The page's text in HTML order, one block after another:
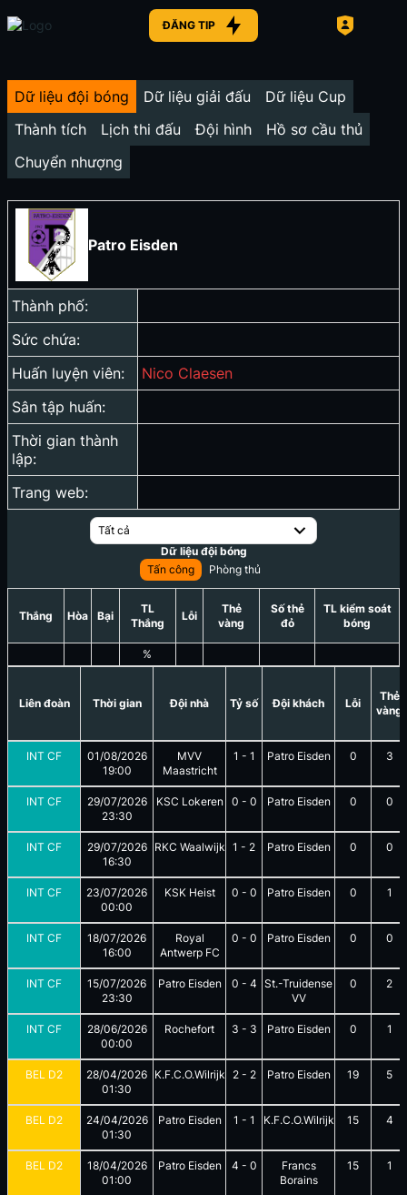
ĐĂNG TIP
Dữ liệu đội bóng Dữ liệu giải đấu
Dữ liệu Cup
Thành tích
Lịch thi đấu Đội hình
Hồ sơ cầu thủ
Chuyển nhượng
Patro Eisden
Thành phố:
Sức chứa:
Huấn luyện viên:
Nico Claesen
Sân tập huấn:
Thời gian thành
lập:
Trang web:
Tất cả
Dữ liệu đội bóng
Tấn công
Phòng thủ
Thắng Hòa Bại
TL
Thắng
%
Lỗi
Thẻ
vàng
Số thẻ
đỏ
TL kiểm soát
bóng
Liên đoàn Thời gian Đội nhà Tỷ số Đội khách Lỗi
Thẻ
vàng
INT CF
01/08/2026
19:00
MVV
Maastricht
1 - 1 Patro Eisden 0 3
INT CF
29/07/2026
23:30
KSC Lokeren 0 - 0 Patro Eisden 0 0
INT CF
29/07/2026
16:30
RKC Waalwijk 1 - 2 Patro Eisden 0 0
INT CF
23/07/2026
00:00
KSK Heist 0 - 0 Patro Eisden 0 1
INT CF
18/07/2026
16:00
Royal
Antwerp FC
0 - 0 Patro Eisden 0 0
INT CF
15/07/2026
23:30
Patro Eisden 0 - 4 St.-Truidense
VV
0 2
INT CF
28/06/2026
00:00
Rochefort 3 - 3 Patro Eisden 0 1
BEL D2
28/04/2026
01:30
K.F.C.O.Wilrijk 2- 2 Patro Eisden 19 5
BEL D2
24/04/2026
01:30
Patro Eisden 1 - 1 K.F.C.O.Wilrijk 15 4
BEL D2
18/04/2026
01:00
Patro Eisden 4 - 0
Francs
Borains
15 1